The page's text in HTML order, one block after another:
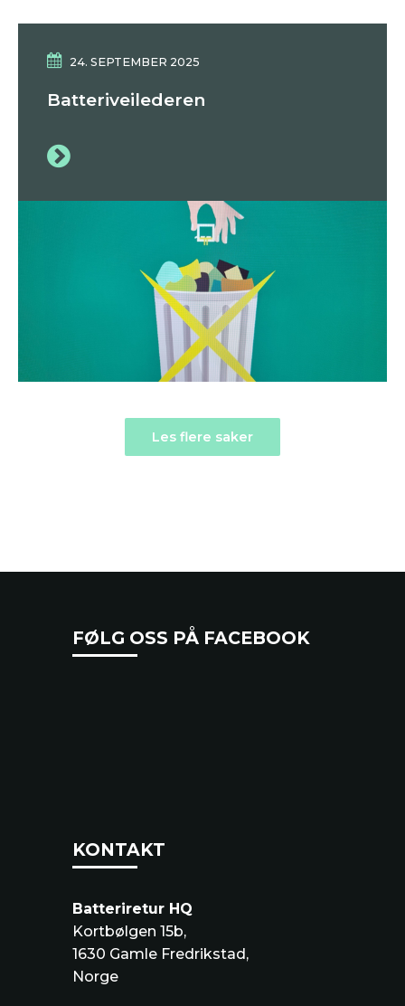
24. SEPTEMBER 2025
Batteriveilederen
Les flere saker
FØLG OSS PÅ FACEBOOK
KONTAKT
Batteriretur HQ
Kortbølgen 15b,
1630 Gamle Fredrikstad,
Norge